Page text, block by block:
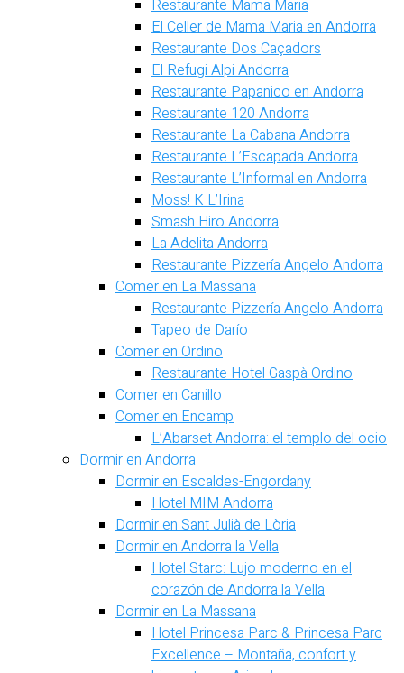
Restaurante Mama Maria
El Celler de Mama Maria en Andorra
Restaurante Dos Caçadors
El Refugi Alpi Andorra
Restaurante Papanico en Andorra
Restaurante 120 Andorra
Restaurante La Cabana Andorra
Restaurante L’Escapada Andorra
Restaurante L’Informal en Andorra
Moss! K L’Irina
Smash Hiro Andorra
La Adelita Andorra
Restaurante Pizzería Angelo Andorra
Comer en La Massana
Restaurante Pizzería Angelo Andorra
Tapeo de Darío
Comer en Ordino
Restaurante Hotel Gaspà Ordino
Comer en Canillo
Comer en Encamp
L’Abarset Andorra: el templo del ocio
Dormir en Andorra
Dormir en Escaldes-Engordany
Hotel MIM Andorra
Dormir en Sant Julià de Lòria
Dormir en Andorra la Vella
Hotel Starc: Lujo moderno en el
corazón de Andorra la Vella
Dormir en La Massana
Hotel Princesa Parc & Princesa Parc
Excellence – Montaña, confort y